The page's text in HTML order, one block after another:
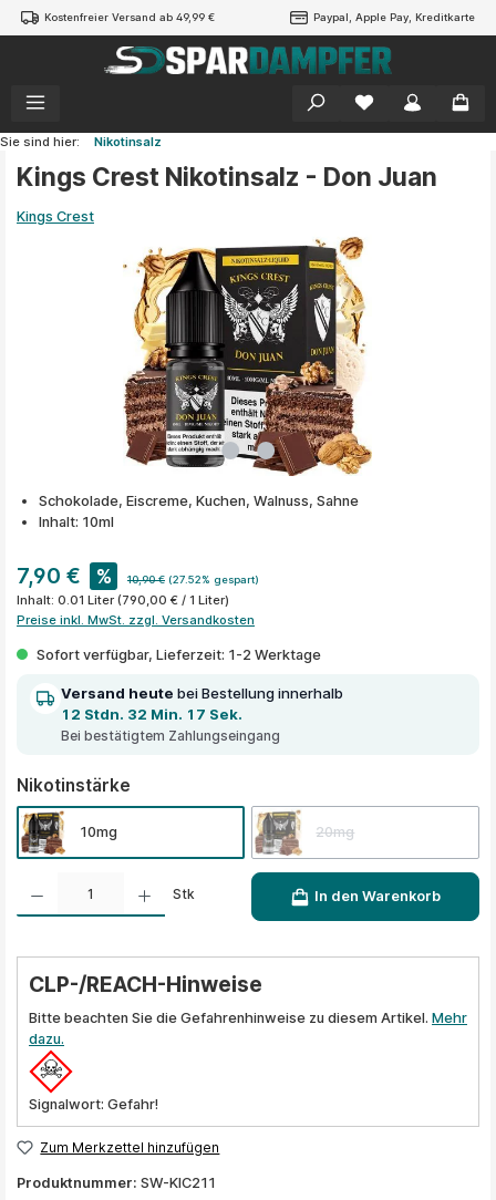
springen
Kostenfreier Versand ab 49,99 € Paypal, Apple Pay, Kreditkarte
Sie sind hier: Nikotinsalz
Kings Crest Nikotinsalz - Don Juan
Kings Crest
Schokolade, Eiscreme, Kuchen, Walnuss, Sahne
Inhalt: 10ml
7,90 € % 10,90 € (27.52% gespart)
Inhalt: 0.01 Liter (790,00 € / 1 Liter)
Preise inkl. MwSt. zzgl. Versandkosten
Sofort verfügbar, Lieferzeit: 1-2 Werktage
Versand heute bei Bestellung innerhalb
12 Stdn. 32 Min. 17 Sek.
Bei bestätigtem Zahlungseingang
Nikotinstärke
10mg 20mg
Produkt Anzahl: Gib den gewünschten Wert ein oder benutze die Schaltflächen um die
Stk In den Warenkorb
CLP-/REACH-Hinweise
Bitte beachten Sie die Gefahrenhinweise zu diesem Artikel. Mehr
dazu.
Signalwort: Gefahr!
Zum Merkzettel hinzufügen
Produktnummer: SW-KIC211